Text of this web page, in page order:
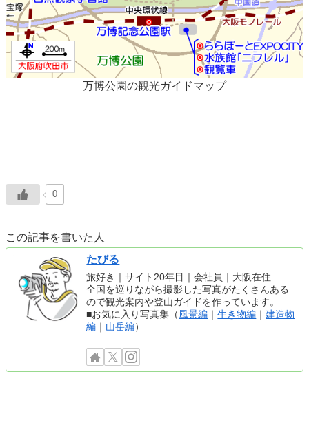
万博公園の観光ガイドマップ
0
この記事を書いた人
たびる
旅好き｜サイト20年目｜会社員｜大阪在住
全国を巡りながら撮影した写真がたくさんある
ので観光案内や登山ガイドを作っています。
■お気に入り写真集（風景編 ｜生き物編 ｜建造物
編 ｜ 山岳編）